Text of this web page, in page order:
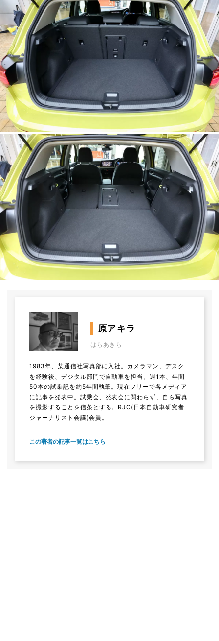
原アキラ
はらあきら
1983年、某通信社写真部に入社。カメラマン、デスク
を経験後、デジタル部門で自動車を担当。週1本、年間
50本の試乗記を約5年間執筆。現在フリーで各メディア
に記事を発表中。試乗会、発表会に関わらず、自ら写真
を撮影することを信条とする。RJC(日本自動車研究者
ジャーナリスト会議)会員。
この著者の記事一覧はこちら